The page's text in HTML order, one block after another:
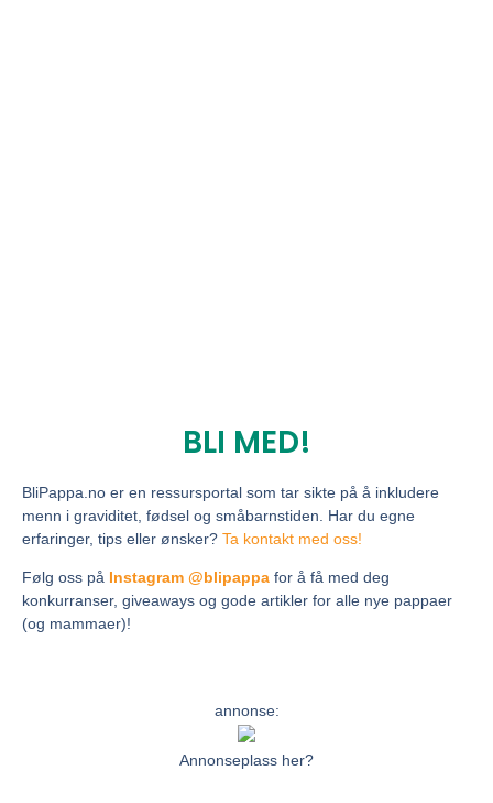
BLI MED!
BliPappa.no er en ressursportal som tar sikte på å inkludere
menn i graviditet, fødsel og småbarnstiden. Har du egne
erfaringer, tips eller ønsker? Ta kontakt med oss!
Følg oss på Instagram @blipappa for å få med deg
konkurranser, giveaways og gode artikler for alle nye pappaer
(og mammaer)!
annonse:
Annonseplass her?